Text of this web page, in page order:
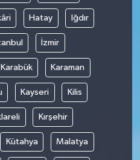
Hatay Iğdır
İzmir
Karabük Karaman
Kayseri Kilis
Kırşehir
Kütahya Malatya